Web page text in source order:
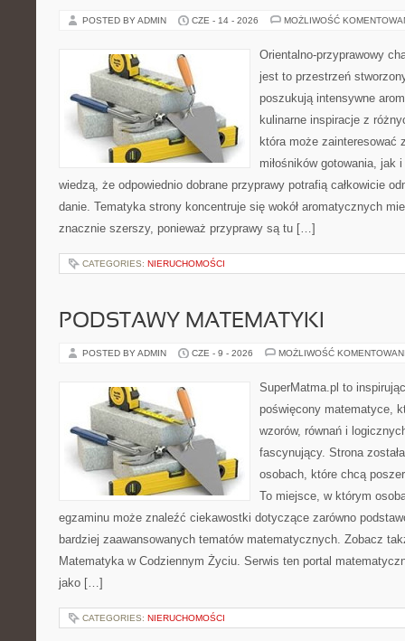
POSTED BY ADMIN CZE - 14 - 2026 MOŻLIWOŚĆ
Orientalno-przyprawowy
jest to przestrzeń
poszukują intensywne
kulinarne inspiracje z
która może zainteresować
miłośników gotowania, jak
wiedzą, że odpowiednio dobrane przyprawy potrafią całkowicie
danie. Tematyka strony koncentruje się wokół aromatycznych
znacznie szerszy, ponieważ przyprawy są tu […]
CATEGORIES: NIERUCHOMOŚCI
PODSTAWY MATEMATYKI
POSTED BY ADMIN CZE - 9 - 2026 MOŻLIWOŚĆ
SuperMatma.pl to
poświęcony matematyce,
wzorów, równań i
fascynujący. Strona
osobach, które chcą
To miejsce, w którym
egzaminu może znaleźć ciekawostki dotyczące zarówno
bardziej zaawansowanych tematów matematycznych. Zobacz
Matematyka w Codziennym Życiu. Serwis ten portal
jako […]
CATEGORIES: NIERUCHOMOŚCI